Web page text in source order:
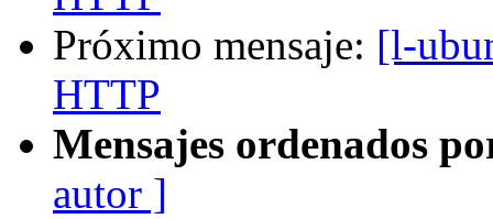
Próximo mensaje: [l-
HTTP
Mensajes ordenados
autor ]